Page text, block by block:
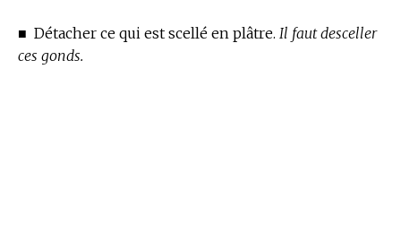
■ Détacher ce qui est scellé en plâtre. Il faut desceller
ces gonds.